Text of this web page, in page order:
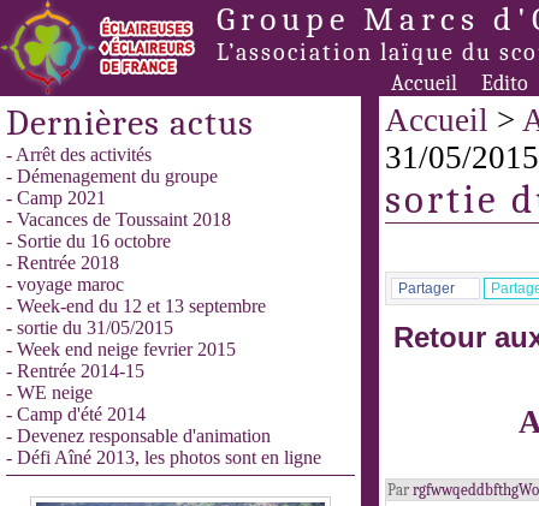
Groupe Marcs
L’association laïque du
Accueil Edito
Dernières actus
- Arrêt des activités
- Démenagement du groupe
- Camp 2021
- Vacances de Toussaint 2018
- Sortie du 16 octobre
- Rentrée 2018
- voyage maroc
- Week-end du 12 et 13 septembre
- sortie du 31/05/2015
- Week end neige fevrier 2015
- Rentrée 2014-15
- WE neige
- Camp d'été 2014
- Devenez responsable d'animation
- Défi Aîné 2013, les photos sont en ligne
Accueil >
31/05/2015
sortie
Partager
Retour
Par